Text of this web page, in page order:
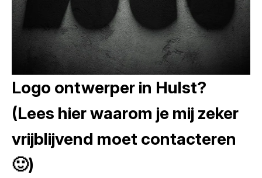
Logo ontwerper in Hulst?
(Lees hier waarom je mij zeker
vrijblijvend moet contacteren
🙂)